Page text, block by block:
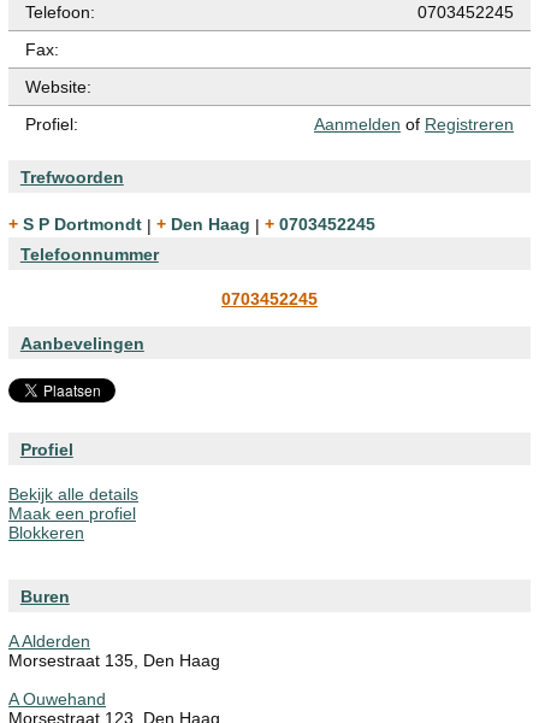
Telefoon:
0703452245
Fax:
Website:
Profiel:
Aanmelden of Registreren
Trefwoorden
+ S P Dortmondt | + Den Haag |
+ 0703452245
Telefoonnummer
0703452245
Aanbevelingen
Profiel
Bekijk alle details
Maak een profiel
Blokkeren
Buren
A Alderden
Morsestraat 135, Den Haag
A Ouwehand
Morsestraat 123, Den Haag